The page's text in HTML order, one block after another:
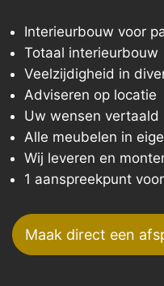
Interieurbouw voor
Totaal interieurbouw
Veelzijdigheid in
Adviseren op locatie
Uw wensen
Alle meubelen in
Wij leveren en
1 aanspreekpunt
Maak direct een